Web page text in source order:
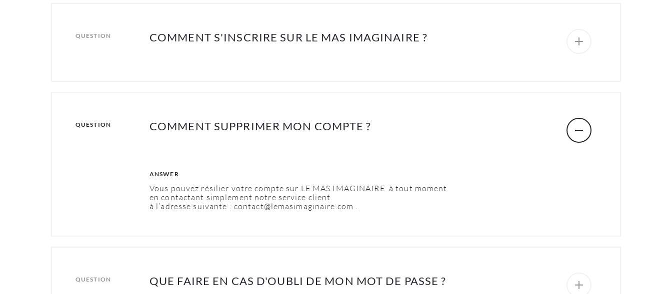
QUESTION COMMENT S'INSCRIRE SUR LE MAS IMAGINAIRE ?
QUESTION COMMENT SUPPRIMER MON COMPTE ?
ANSWER
Vous pouvez résilier votre compte sur LE MAS IMAGINAIRE à tout moment
encontactant simplement notre service client
à l’adresse suivante : contact@lemasimaginaire.com .
QUESTION QUE FAIRE EN CAS D'OUBLI DE MON MOT DE PASSE ?